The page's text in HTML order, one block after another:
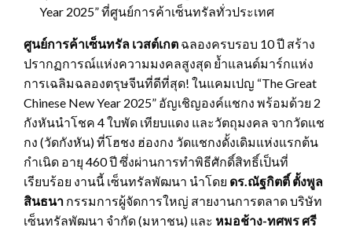
Year 2025” ที่ศูนย์การค้าเซ็นทรัลทั่วประเทศ
ศูนย์การค้าเซ็นทรัล เวสต์เกต ฉลองครบรอบ 10 ปี สร้าง
ปรากฏการณ์แห่งความมงคลสูงสุด ย้ำแลนด์มาร์กแห่ง
การเฉลิมฉลองตรุษจีนที่ดีที่สุด! ในแคมเปญ “The Great
Chinese New Year 2025” อัญเชิญองค์แชกง พร้อมด้วย 2
กังหันนำโชค 4 ใบพัด เทียบแดง และวัตถุมงคล จากวัดแช
กง (วัดกังหัน) ที่โฮชง ฮ่องกง วัดแชกงดั้งเดิมแห่งแรกต้น
กำเนิด อายุ 460 ปี ซึ่งผ่านการทำพิธีศักดิ์สิทธิ์เป็นที่
เรียบร้อย งานนี้ เซ็นทรัลพัฒนา นำโดย ดร.ณัฐกิตติ์ ตั้งพูล
สินธนา กรรมการผู้จัดการใหญ่ สายงานการตลาด บริษัท
เซ็นทรัลพัฒนา จำกัด (มหาชน) และ หมอช้าง-ทศพร ศรี